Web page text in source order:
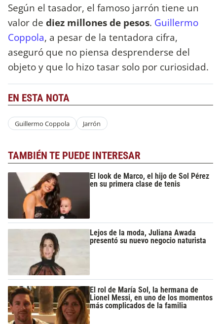
Según el tasador, el famoso jarrón tiene un
valor de diez millones de pesos. Guillermo
Coppola, a pesar de la tentadora cifra,
aseguró que no piensa desprenderse del
objeto y que lo hizo tasar solo por curiosidad.
EN ESTA NOTA
Guillermo Coppola Jarrón
TAMBIÉN TE PUEDE INTERESAR
El look de Marco, el hijo de Sol Pérez
en su primera clase de tenis
Lejos de la moda, Juliana Awada
presentó su nuevo negocio naturista
El rol de María Sol, la hermana de
Lionel Messi, en uno de los momentos
más complicados de la familia